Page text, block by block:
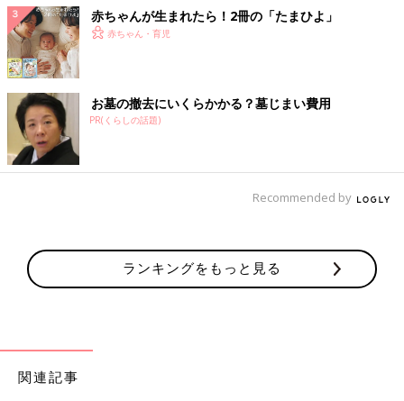
赤ちゃんが生まれたら！2冊の「たまひよ」
赤ちゃん・育児
お墓の撤去にいくらかかる？墓じまい費用
PR(くらしの話題)
Recommended by
ランキングをもっと見る
関連記事